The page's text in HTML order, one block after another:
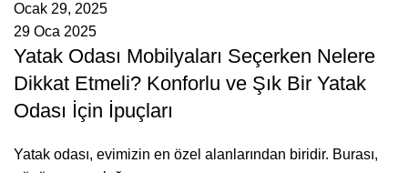
Ocak 29, 2025
29 Oca 2025
Yatak Odası Mobilyaları Seçerken Nelere
Dikkat Etmeli? Konforlu ve Şık Bir Yatak
Odası İçin İpuçları
Yatak odası, evimizin en özel alanlarından biridir. Burası,